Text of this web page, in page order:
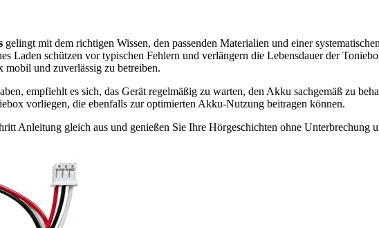
gelingt mit dem richtigen Wissen, den passenden Materialien und einer
Laden schützen vor typischen Fehlern und verlängern die Lebensdauer der
und zuverlässig zu betreiben.
empfiehlt es sich, das Gerät regelmäßig zu warten, den Akku sachgemäß zu
vorliegen, die ebenfalls zur optimierten Akku-Nutzung beitragen können.
Anleitung gleich aus und genießen Sie Ihre Hörgeschichten ohne Unterbrechung